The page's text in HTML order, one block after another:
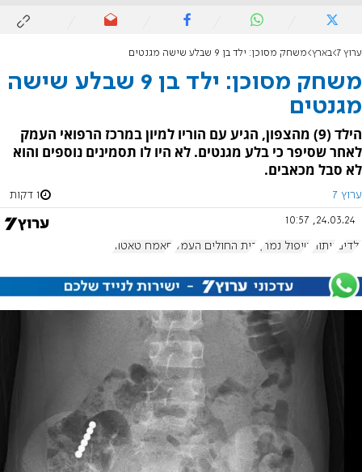
ערוץ 7 בארץ משחק מסוכן: ילד בן 9 שבלע שישה מגנטים
משחק מסוכן: ילד בן 9 שבלע שישה
מגנטים
הילד (9) מהצפון, הגיע עם הוריו למיון במרכז הרפואי העמק
לאחר שסיפר כי בלע מגנטים. לא היו לו תסמינים נוספים והוא
לא סבל מכאבים.
ערוץ 7 1 דקות
24.03.24, 10:57
ילדים ניתוח טיפול נמרץ בית החולים העמק סאמח טאטור